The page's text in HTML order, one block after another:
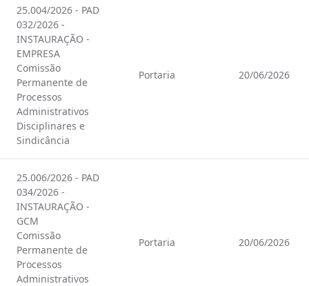
25.004/2026 - PAD
032/2026 -
INSTAURAÇÃO -
EMPRESA
Comissão
Permanente de
Processos
Administrativos
Disciplinares e
Sindicância
Portaria 20/06/2026
25.006/2026 - PAD
034/2026 -
INSTAURAÇÃO -
GCM
Comissão
Permanente de
Processos
Administrativos
Portaria 20/06/2026